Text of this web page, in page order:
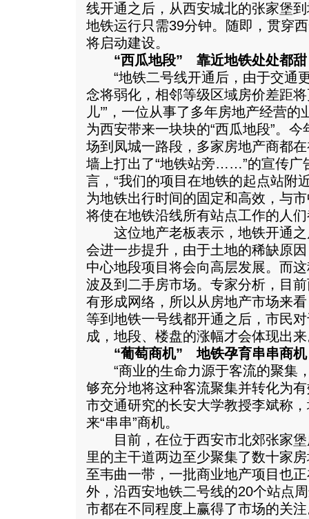
线开通之后，从西安城北的张家堡
地铁运行只需39分钟。随即，贯穿
将启动建设。
“西瓜地段” 靠近地铁处处都甜
“地铁二号线开通后，由于交通
念将弱化，相邻等级区域房价差距
儿’”，一位从事了多年房地产经营
为西安带来一块块的“西瓜地段”。
场到凤城一路段，多家房地产商都
墙上打出了“地铁站旁……”的宣传广
言，“我们的项目在地铁的起点站附
为地铁出行时间的固定和高效，与
将使在地铁沿线所有站点工作的人
这位地产老板表示，地铁开通之
会进一步提升，由于土地的稀缺原
中心地段项目将会向高层发展。而
波及到二手房市场。专家分析，目
有形成网络，所以从房地产市场来
等到地铁一号线都开通之后，市民
成，地段、楼盘的涨幅才会体现出
“葡萄商机” 地铁孕育串串商机
“商业的生命力源于客流的聚集
够充分地将这种客流聚集并转化为
市交通研究的长安大学教授李斌称
来“串串”商机。
目前，在位于西安市北郊张家堡
里的主干道两边至少聚集了数十家
至韦曲一带，一批商业地产项目也
外，沿西安地铁二号线的20个站点
市都在不同程度上赢得了市场的关